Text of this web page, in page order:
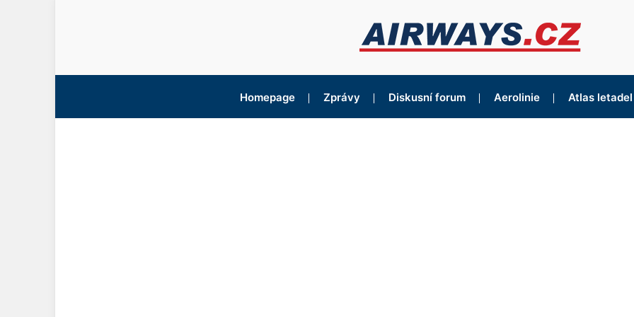
Homepage Zprávy Diskusní forum Aerolinie Atlas letadel